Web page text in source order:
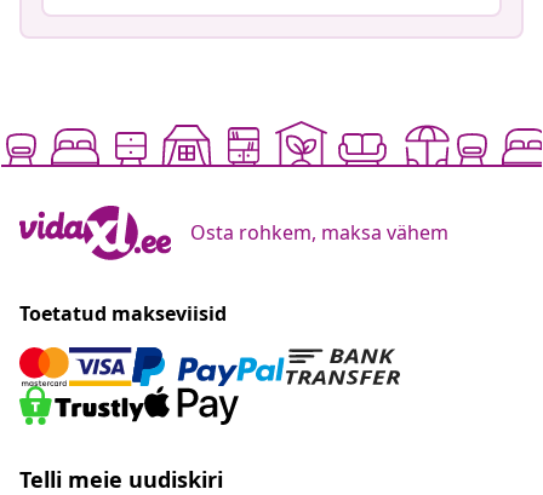
Osta rohkem, maksa vähem
Toetatud makseviisid
Telli meie uudiskiri